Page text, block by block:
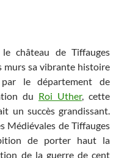
château de Tiffauges
murs sa vibrante histoire
par le département de
du Roi Uther, cette
un succès grandissant.
Médiévales de Tiffauges
de porter haut la
de la guerre de cent